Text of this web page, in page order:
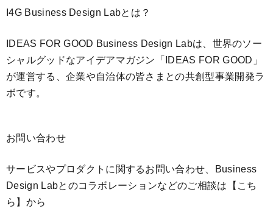
I4G Business Design Labとは？
IDEAS FOR GOOD Business Design Labは、世界のソー
シャルグッドなアイデアマガジン「IDEAS FOR GOOD」
が運営する、企業や自治体の皆さまとの共創型事業開発ラ
ボです。
お問い合わせ
サービスやプロダクトに関するお問い合わせ、Business
Design Labとのコラボレーションなどのご相談は 【こち
ら】 から